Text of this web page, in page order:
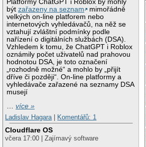
Platformy ChatGPT i Roblox by mohly
býtzařazeny na seznam
mimořádně
velkých on-line platforem nebo
internetových vyhledávačů, na něž se
vztahují zvláštní podmínky podle
nařízení o digitálních službách (DSA).
Vzhledem k tomu, že ChatGPT i Roblox
oznámily počet uživatelů nad prahovou
hodnotou DSA, je toto označení
„rozhodně možné“ a mohlo by „přijít
dříve či později“. On-line platformy a
vyhledávače zařazené na seznamy DSA
musejí
…více »
Ladislav Hagara
Komentářů: 1
Cloudflare OS
včera 17:00 | Zajímavý software